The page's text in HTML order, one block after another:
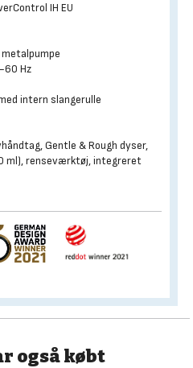
IH EU
Hz
intern slangerulle
Gentle & Rough dyser,
ml), renseværktøj, integreret
også købt